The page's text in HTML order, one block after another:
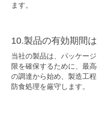
ます。
10.製品の有効期間
当社の製品は、パッケー
限を確保するために、最
の調達から始め、製造工
防食処理を厳守します。